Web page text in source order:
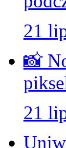
21
📸
21